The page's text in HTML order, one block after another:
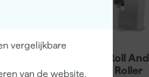
vergelijkbare
van de website.
Go!Paint Roll And
Go 1,25L - Roller